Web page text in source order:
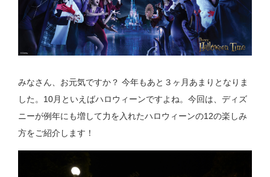
みなさん、お元気ですか？ 今年もあと３ヶ月あまりとなりま
した。10月といえばハロウィーンですよね。今回は、ディズ
ニーが例年にも増して力を入れたハロウィーンの12の楽しみ
方をご紹介します！